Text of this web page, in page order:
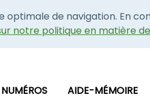
de navigation. En
notre politique en matière
AIDE-MÉMOIRE